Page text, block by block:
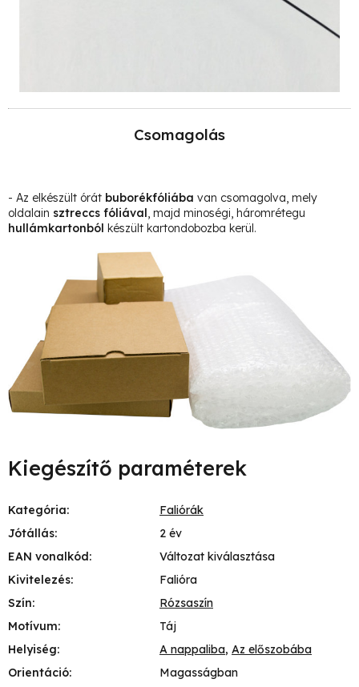
Csomagolás
- Az elkészült órát buborékfóliába van csomagolva, mely
oldalain sztreccs fóliával, majd minoségi, háromrétegu
hullámkartonból készült kartondobozba kerül.
Kiegészítő paraméterek
Kategória:
Faliórák
Jótállás:
2 év
EAN vonalkód:
Változat kiválasztása
Kivitelezés:
Falióra
Szín:
Rózsaszín
Motívum:
Táj
Helyiség: A nappaliba, Az előszobába
Orientáció: Magasságban